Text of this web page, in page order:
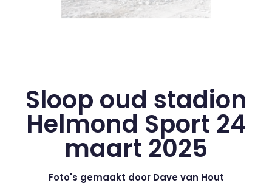
Sloop oud stadion
Helmond Sport 24
maart 2025
Foto's gemaakt door Dave van Hout